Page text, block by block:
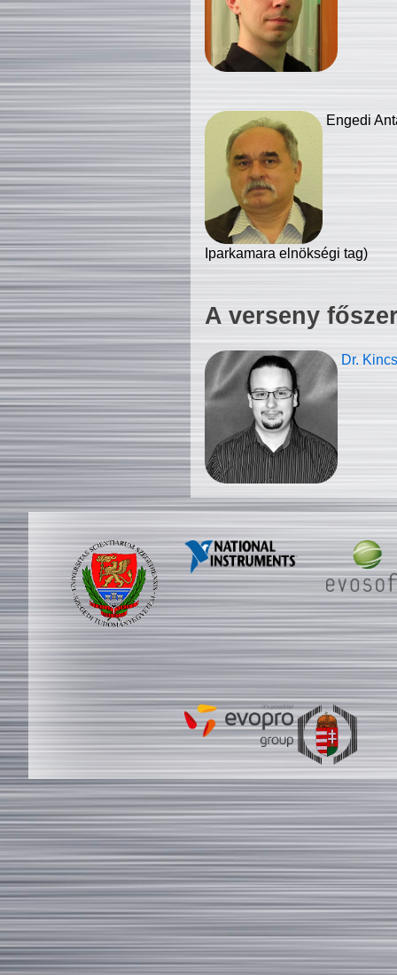
Engedi
Iparkamara elnökségi tag)
A verseny
Dr.